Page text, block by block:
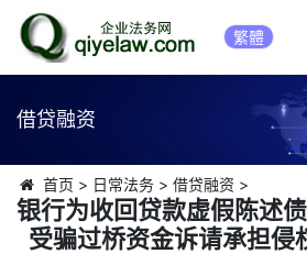
繁體
借贷融资
首页 > 日常法务> 借贷融资 >
银行为收回贷款虚假陈述债
受骗过桥资金诉请承担侵